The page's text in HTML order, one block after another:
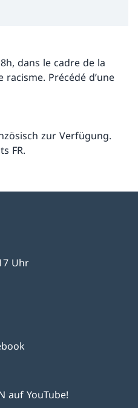
dans le cadre de la
racisme. Précédé d’une
zur Verfügung.
FR.
Uhr
auf YouTube!